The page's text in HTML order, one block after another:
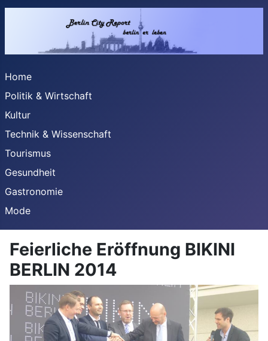
Home
Politik & Wirtschaft
Kultur
Technik & Wissenschaft
Tourismus
Gesundheit
Gastronomie
Mode
Feierliche Eröffnung BIKINI
BERLIN 2014